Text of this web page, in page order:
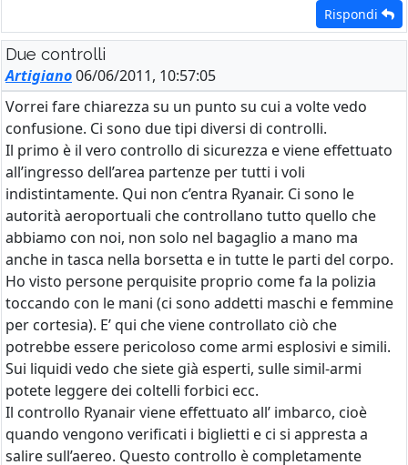
Rispondi
Due controlli
Artigiano06/06/2011, 10:57:05
Vorrei fare chiarezza su un punto su cui a volte vedo
confusione. Ci sono due tipi diversi di controlli.
Il primo è il vero controllo di sicurezza e viene effettuato
all’ingresso dell’area partenze per tutti i voli
indistintamente. Qui non c’entra Ryanair. Ci sono le
autorità aeroportuali che controllano tutto quello che
abbiamo con noi, non solo nel bagaglio a mano ma
anche in tasca nella borsetta e in tutte le parti del corpo.
Ho visto persone perquisite proprio come fa la polizia
toccando con le mani (ci sono addetti maschi e femmine
per cortesia). E’ qui che viene controllato ciò che
potrebbe essere pericoloso come armi esplosivi e simili.
Sui liquidi vedo che siete già esperti, sulle simil-armi
potete leggere dei coltelli forbici ecc.
Il controllo Ryanair viene effettuato all’ imbarco, cioè
quando vengono verificati i biglietti e ci si appresta a
salire sull’aereo. Questo controllo è completamente